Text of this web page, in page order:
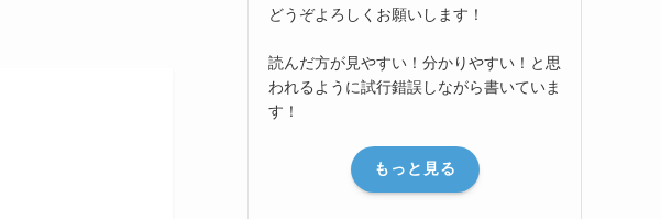
どうぞよろしくお願いします！
読んだ方が見やすい！分かりやすい！と思
われるように試行錯誤しながら書いていま
す！
もっと見る